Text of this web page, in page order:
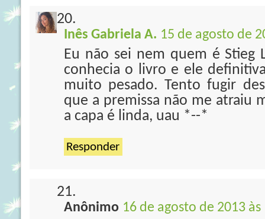
Inês Gabriela A. 15 de agosto de
Eu não sei nem quem é Stieg
conhecia o livro e ele
muito pesado. Tento fugir
que a premissa não me atraiu
a capa é linda, uau *--*
Responder
Anônimo 16 de agosto de 2013 às